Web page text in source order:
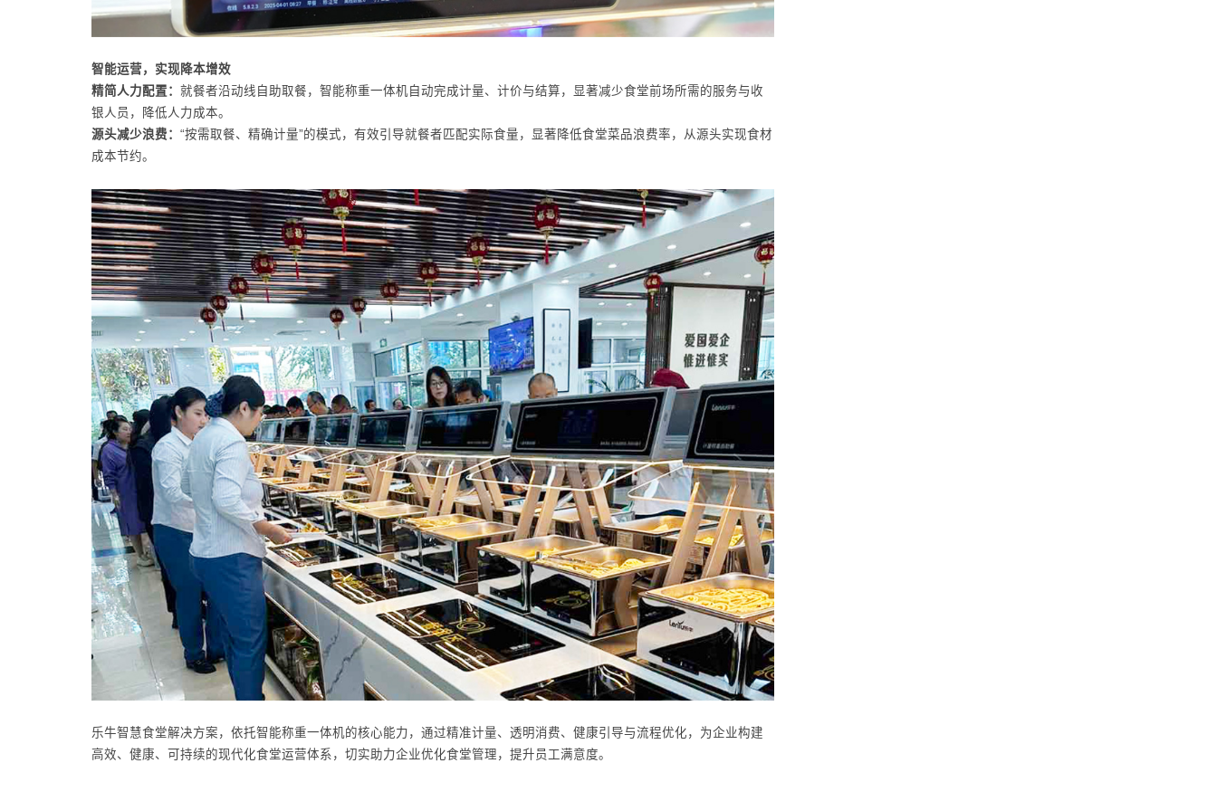
智能运营，实现降本增效
精简人力配置： 就餐者沿动线自助取餐，智能称重一体机自动完成计量、计价与结算，显著减少食堂前场所需的服务与收
银人员，降低人力成本。
源头减少浪费： “按需取餐、精确计量”的模式，有效引导就餐者匹配实际食量，显著降低食堂菜品浪费率，从源头实现食材
成本节约。
乐牛智慧食堂解决方案，依托智能称重一体机的核心能力，通过精准计量、透明消费、健康引导与流程优化，为企业构建
高效、健康、可持续的现代化食堂运营体系，切实助力企业优化食堂管理，提升员工满意度。